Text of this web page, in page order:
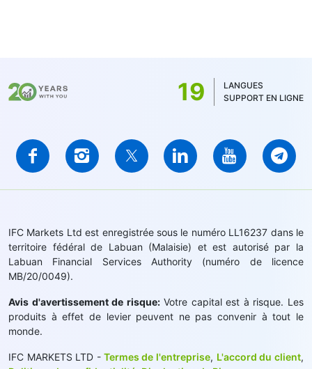
19
LANGUES
SUPPORT EN LIGNE
IFC Markets Ltd est enregistrée sous le numéro LL16237 dans le
territoire fédéral de Labuan (Malaisie) et est autorisé par la
Labuan Financial Services Authority (numéro de licence
MB/20/0049).
Avis d'avertissement de risque:Votre capital est à risque. Les
produits à effet de levier peuvent ne pas convenir à tout le
monde.
IFC MARKETS LTD - Termes de l'entreprise, L'accord du client,